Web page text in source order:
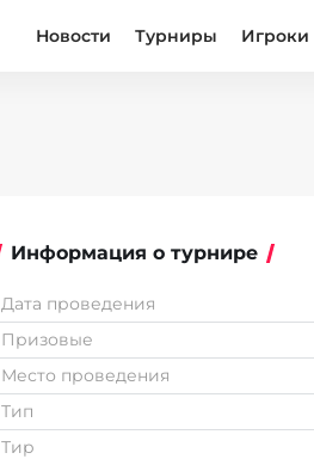
Новости Турниры Игроки
Информация о турнире
Дата проведения
Призовые
Место проведения
Тип
Тир